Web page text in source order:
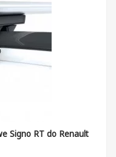
Signo RT do Renault